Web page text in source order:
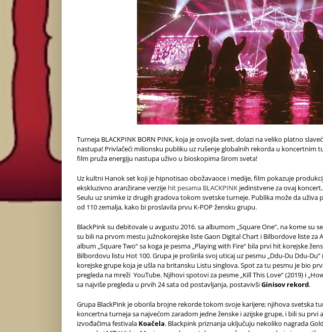
Turneja BLACKPINK BORN PINK, koja je osvojila svet, dolazi na veliko platno
nastupa! Privlačeći milionsku publiku uz rušenje globalnih rekorda u koncertnim
film pruža energiju nastupa uživo u bioskopima širom sveta!
Uz kultni Hanok set koji je hipnotisao obožavaoce i medije, film pokazuje
ekskluzivno aranžirane verzije hit pesama BLACKPINK jedinstvene za ovaj
Seulu uz snimke iz drugih gradova tokom svetske turneje. Publika može da
od 110 zemalja, kako bi proslavila prvu K-POP žensku grupu.
BlackPink su debitovale u avgustu 2016. sa albumom „Square One“, na kome su
su bili na prvom mestu južnokorejske liste Gaon Digital Chart i Bilbordove liste za
album „Square Two“ sa koga je pesma „Playing with Fire“ bila prvi hit korejske
Bilbordovu listu Hot 100. Grupa je proširila svoj uticaj uz pesmu „Ddu-Du Ddu-
korejske grupe koja je ušla na britansku Listu singlova. Spot za tu pesmu je bio
pregleda na mreži YouTube. Njihovi spotovi za pesme „Kill This Love“ (2019) i
sa najviše pregleda u prvih 24 sata od postavljanja, postavivšiGinisov rekord.
Grupa BlackPink je oborila brojne rekorde tokom svoje karijere; njihova svetska
koncertna turneja sa najvećom zaradom jedne ženske i azijske grupe, i bili su prvi
izvođačima festivala Koačela. Blackpink priznanja uključuju nekoliko nagrada